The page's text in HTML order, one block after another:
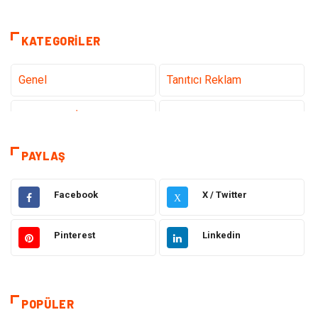
KATEGORILER
Genel Tanıtıcı Reklam
Hizmet
Hukuk Emlak
Otomotiv Sağlıklı Yaşam
Moda
PAYLAŞ
Facebook X X / Twitter
Pinterest Linkedin
POPÜLER